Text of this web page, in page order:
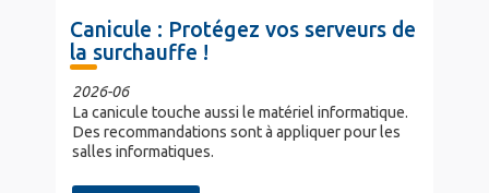
Canicule : Protégez vos serveurs de
la surchauffe !
2026-06
La canicule touche aussi le matériel informatique.
Des recommandations sont à appliquer pour les
salles informatiques.